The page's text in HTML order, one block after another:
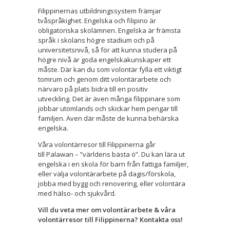
Filippinernas utbildningssystem främjar
tvåspråkighet. Engelska och filipino är
obligatoriska skolämnen. Engelska är främsta
språk i skolans högre stadium och på
universitetsnivå, så för att kunna studera på
högre nivå är goda engelskakunskaper ett
måste. Där kan du som volontär fylla ett viktigt
tomrum och genom ditt volontärarbete och
närvaro på plats bidra till en positiv
utveckling. Det är även många filippinare som
jobbar utomlands och skickar hem pengar till
familjen. Även där måste de kunna behärska
engelska.
Våra volontärresor till Filippinerna går
till Palawan – ”världens bästa ö”. Du kan lära ut
engelska i en skola för barn från fattiga familjer,
eller välja volontärarbete på dagis/förskola,
jobba med bygg och renovering, eller volontära
med hälso- och sjukvård.
Vill du veta mer om volontärarbete & våra
volontärresor till Filippinerna? Kontakta oss!